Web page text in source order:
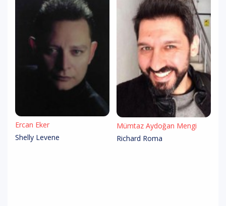
Ercan Eker
Shelly Levene
Mümtaz Aydoğan Mengi
Richard Roma